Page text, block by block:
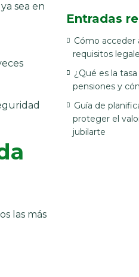
sea en
las más
Entradas
Cómo acceder
requisitos
¿Qué es la
pensiones y
Guía de
proteger el
jubilarte